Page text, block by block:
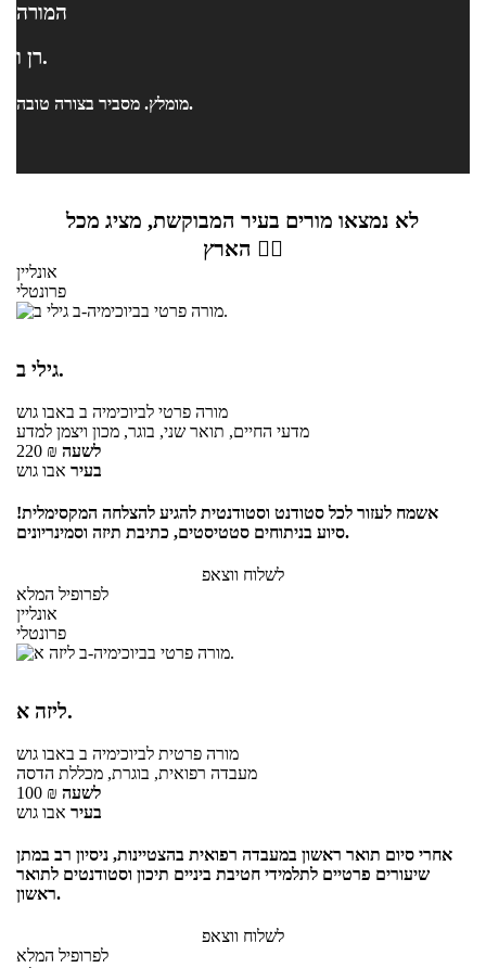
המורה
רן ו.
מומלץ. מסביר בצורה טובה.
לא נמצאו מורים בעיר המבוקשת, מציג מכל
הארץ 👇🏼
אונליין
פרונטלי
גילי ב.
מורה פרטי לביוכימיה ב באבו גוש
מדעי החיים, תואר שני, בוגר, מכון ויצמן למדע
220 ₪ לשעה
בעיר אבו גוש
אשמח לעזור לכל סטודנט וסטודנטית להגיע להצלחה המקסימלית!
סיוע בניתוחים סטטיסטים, כתיבת תיזה וסמינריונים.
לשלוח ווצאפ
לפרופיל המלא
אונליין
פרונטלי
ליזה א.
מורה פרטית לביוכימיה ב באבו גוש
מעבדה רפואית, בוגרת, מכללת הדסה
100 ₪ לשעה
בעיר אבו גוש
אחרי סיום תואר ראשון במעבדה רפואית בהצטיינות, ניסיון רב במתן
שיעורים פרטיים לתלמידי חטיבת ביניים תיכון וסטודנטים לתואר
ראשון.
לשלוח ווצאפ
לפרופיל המלא